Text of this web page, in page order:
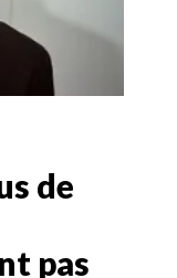
de
pas